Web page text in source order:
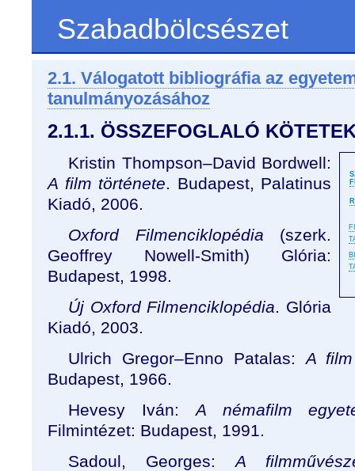
Szabadbölcsészet
2.1. Válogatott bibliográfia az
tanulmányozásához
2.1.1. ÖSSZEFOGLALÓ
Kristin Thompson–David Bordwell:
A film története. Budapest, Palatinus
Kiadó, 2006.
Oxford Filmenciklopédia (szerk.
Geoffrey Nowell-Smith) Glória:
Budapest, 1998.
Új Oxford Filmenciklopédia. Glória
Kiadó, 2003.
Ulrich Gregor–Enno Patalas:A
Budapest, 1966.
Hevesy Iván:A némafilm
Filmintézet: Budapest, 1991.
Sadoul, Georges:A